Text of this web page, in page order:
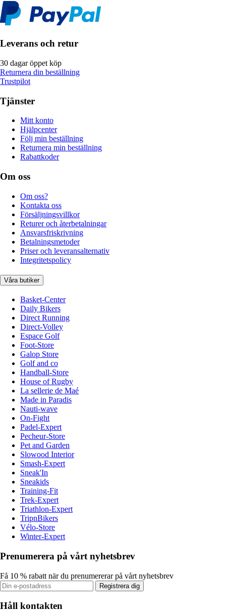
Leverans och retur
30 dagar öppet köp
Returnera din beställning
Trustpilot
Tjänster
Mitt konto
Hjälpcenter
Följ min beställning
Returnera min beställning
Rabattkoder
Om oss
Om oss?
Kontakta oss
Försäljningsvillkor
Returer och återbetalningar
Ansvarsfriskrivning
Betalningsmetoder
Priser och leveransalternativ
Integritetspolicy
Våra butiker
Basket-Center
Daily Bikers
Direct Running
Direct-Volley
Espace Golf
Foot-Store
Galop Store
Golf and co
Handball-Store
House of Rugby
La sellerie de Maé
Made in Paradis
Nauti-wave
On-Fight
Padel-Expert
Pecheur-Store
Pet and Garden
Slowood Interior
Smash-Expert
Sneak'In
Sneakids
Training-Fit
Trek-Expert
Triathlon-Expert
TripnBikers
Vélo-Store
Winter-Expert
Prenumerera på vårt nyhetsbrev
Få 10 % rabatt när du prenumererar på vårt nyhetsbrev
Registrera dig
Håll kontakten